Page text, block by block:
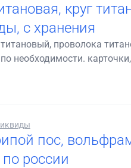
круг
с хранения
проволока
необходимости.
пос,
россии